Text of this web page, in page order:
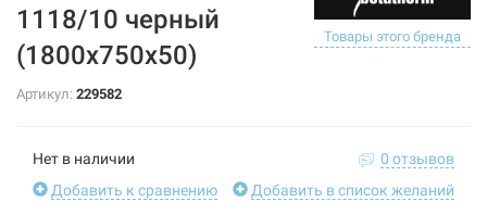
1118/10 черный
(1800х750х50)
Товары этого бренда
Артикул: 229582
Нет в наличии
0 отзывов
Добавить к сравнению
Добавить в список желаний